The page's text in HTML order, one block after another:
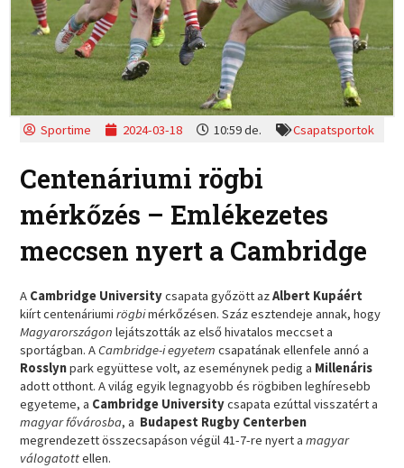
Sportime 2024-03-18 10:59 de. Csapatsportok
Centenáriumi rögbi
mérkőzés – Emlékezetes
meccsen nyert a Cambridge
A Cambridge Universitycsapata győzött azAlbert Kupáért
kiírt centenáriumirögbimérkőzésen. Száz esztendeje annak, hogy
Magyarországon lejátszották az első hivatalos meccset a
sportágban. ACambridge-i egyetem csapatának ellenfele annó a
Rosslynpark együttese volt, az eseménynek pedig a Millenáris
adott otthont. A világ egyik legnagyobb és rögbiben leghíresebb
egyeteme, a Cambridge Universitycsapata ezúttal visszatért a
magyarfővárosba, a Budapest Rugby Centerben
megrendezett összecsapáson végül 41-7-re nyert amagyar
válogatottellen.